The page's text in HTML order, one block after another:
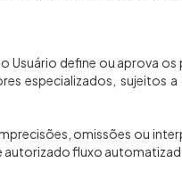
define ou aprova
especializados,
omissões ou
autorizado fluxo